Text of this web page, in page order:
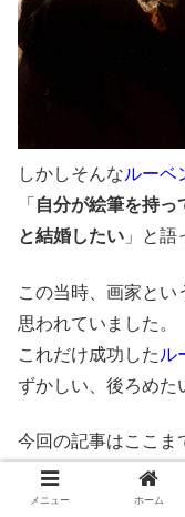
しかしそんなルーベ
「 自分が絵筆を持っ
と結婚したい 」と語
この当時、画家とい
思われていました。
これだけ成功した ル
ずかしい、後ろめた
今回の記事はここま
続くパート５では
スの作品について見
メニュー ホーム